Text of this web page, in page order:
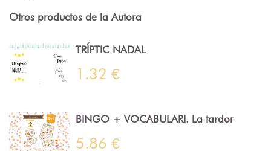
Otros productos de la Autora
TRÍPTIC NADAL
1.32 €
BINGO + VOCABULARI. La tardor
5.86 €